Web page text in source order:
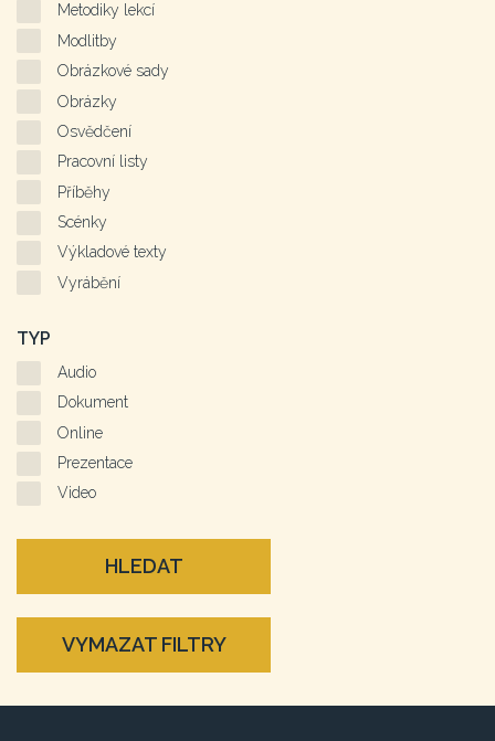
Metodiky lekcí
Modlitby
Obrázkové sady
Obrázky
Osvědčení
Pracovní listy
Příběhy
Scénky
Výkladové texty
Vyrábění
TYP
Audio
Dokument
Online
Prezentace
Video
HLEDAT
VYMAZAT FILTRY